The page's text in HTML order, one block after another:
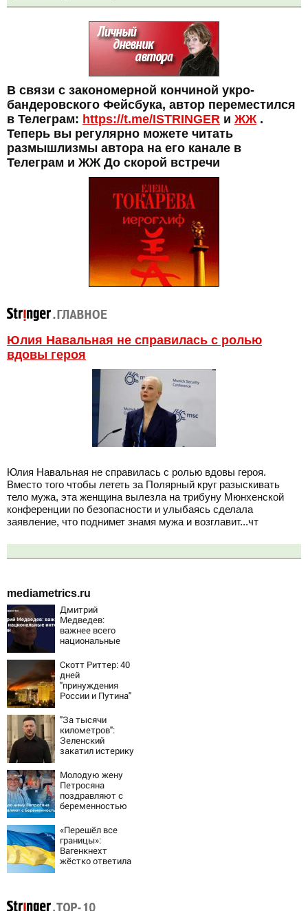
В связи с закономерной кончиной укро-
бандеровского Фейсбука, автор переместился
в Телеграм: https://t.me/ISTRINGER и ЖЖ.
Теперь вы регулярно можете читать
размышлизмы автора на его канале в
Телеграм и ЖЖ До скорой встречи
Юлия Навальная не справилась с ролью
вдовы героя
Юлия Навальная не справилась с ролью вдовы героя.
Вместо того чтобы лететь за Полярный круг разыскивать
тело мужа, эта женщина вылезла на трибуну Мюнхенской
конференции по безопасности и улыбаясь сделала
заявление, что поднимет знамя мужа и возглавит...чт
mediametrics.ru
Дмитрий
Медведев:
важнее всего
национальные
Скотт Риттер: 40
дней
"принуждения
России и Путина"
крах режима
Зеленского
"За тысячи
километров":
Зеленский
закатил истерику
ночного удара
Молодую жену
Петросяна
поздравляют с
беременностью
«Перешёл все
границы»:
Вагенкнехт
жёстко ответила